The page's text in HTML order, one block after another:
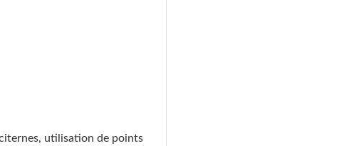
utilisation de points